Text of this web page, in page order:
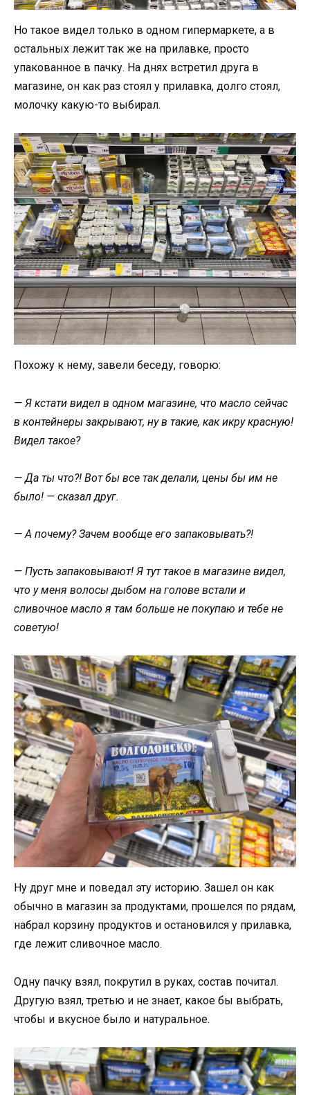
Но такое видел только в одном гипермаркете, а в
остальных лежит так же на прилавке, просто
упакованное в пачку. На днях встретил друга в
магазине, он как раз стоял у прилавка, долго стоял,
молочку какую-то выбирал.
Похожу к нему, завели беседу, говорю:
— Я кстати видел в одном магазине, что масло сейчас
в контейнеры закрывают, ну в такие, как икру красную!
Видел такое?
— Да ты что?! Вот бы все так делали, цены бы им не
было! — сказал друг.
— А почему? Зачем вообще его запаковывать?!
— Пусть запаковывают! Я тут такое в магазине видел,
что у меня волосы дыбом на голове встали и
сливочное масло я там больше не покупаю и тебе не
советую!
Ну друг мне и поведал эту историю. Зашел он как
обычно в магазин за продуктами, прошелся по рядам,
набрал корзину продуктов и остановился у прилавка,
где лежит сливочное масло.
Одну пачку взял, покрутил в руках, состав почитал.
Другую взял, третью и не знает, какое бы выбрать,
чтобы и вкусное было и натуральное.